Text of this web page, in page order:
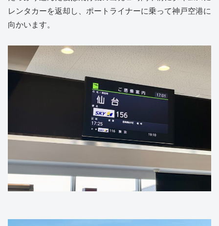
レンタカーを返却し、ポートライナーに乗って神戸空港に
向かいます。